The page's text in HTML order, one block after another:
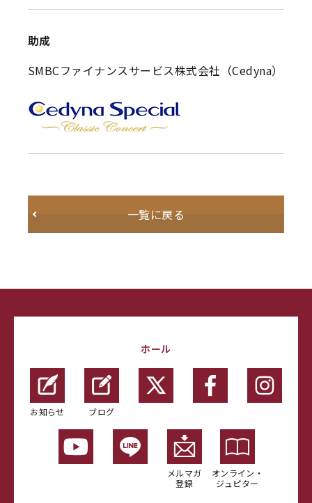
助成
SMBCファイナンスサービス株式会社（Cedyna）
一覧に戻る
ホール
お知らせ ブログ
メルマガ
登録
オンライン・
ジュピター